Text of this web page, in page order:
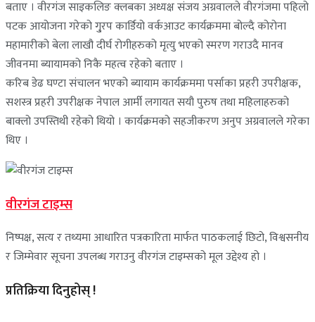
बताए । वीरगंज साइकलिङ क्लबका अध्यक्ष संजय अग्रवालले वीरगंजमा पहिलो
पटक आयोजना गरेको गु्रप कार्डियो वर्कआउट कार्यक्रममा बोल्दै कोरोना
महामारीको बेला लाखौ दीर्घ रोगीहरुको मृत्यु भएको स्मरण गराउदै मानव
जीवनमा ब्यायामको निकै महत्व रहेको बताए ।
करिब डेढ घण्टा संचालन भएको ब्यायाम कार्यक्रममा पर्साका प्रहरी उपरीक्षक,
सशस्त्र प्रहरी उपरीक्षक नेपाल आर्मी लगायत सयौ पुरुष तथा महिलाहरुको
बाक्लो उपस्तिथी रहेको थियो । कार्यक्रमको सहजीकरण अनुप अग्रवालले गरेका
थिए ।
वीरगंज टाइम्स
निष्पक्ष, सत्य र तथ्यमा आधारित पत्रकारिता मार्फत पाठकलाई छिटो, विश्वसनीय
र जिम्मेवार सूचना उपलब्ध गराउनु वीरगंज टाइम्सको मूल उद्देश्य हो ।
प्रतिक्रिया दिनुहोस् !